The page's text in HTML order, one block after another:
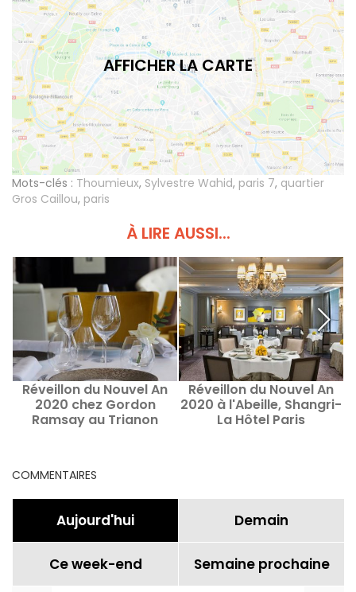
AFFICHER LA CARTE
Mots-clés : Thoumieux, Sylvestre Wahid, paris 7, quartier
Gros Caillou, paris
À LIRE AUSSI...
Réveillon du Nouvel An
2020 chez Gordon
Ramsay au Trianon
Réveillon du Nouvel An
2020 à l'Abeille, Shangri-
La Hôtel Paris
COMMENTAIRES
Aujourd'hui Demain
Ce week-end Semaine prochaine